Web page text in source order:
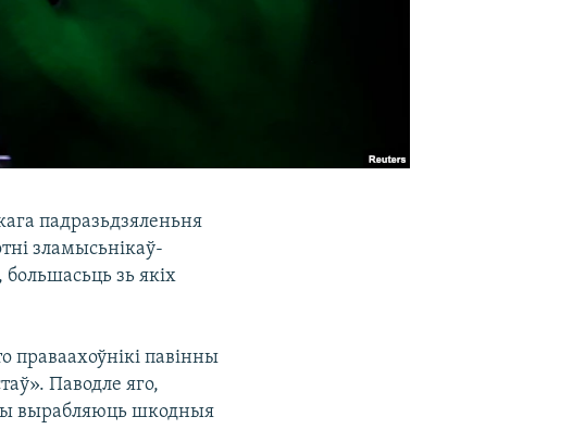
падразьдзяленьня
зламысьнікаў-
зь якіх
праваахоўнікі павінны
Паводле яго,
вырабляюць шкодныя